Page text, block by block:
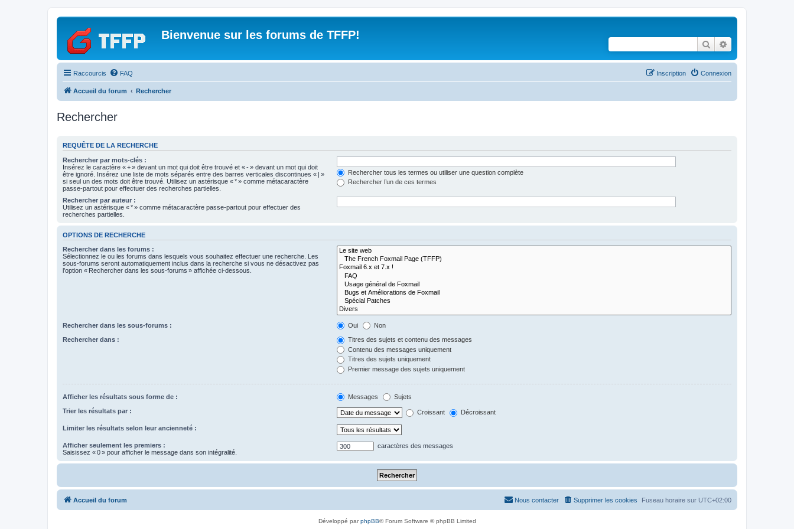
Bienvenue sur les forums de TFFP!
Rechercher
Raccourcis FAQ Connexion
Inscription
Accueil du forum Rechercher
Rechercher
REQUÊTE DE LA RECHERCHE
Rechercher par mots-clés :
Insérez le caractère « + » devant un mot qui doit être trouvé et « - » devant un mot qui doit
être ignoré. Insérez une liste de mots séparés entre des barres verticales discontinues « | »
si seul un des mots doit être trouvé. Utilisez un astérisque « * » comme métacaractère
passe-partout pour effectuer des recherches partielles.
Rechercher tous les termes ou utiliser une question complète
Rechercher l’un de ces termes
Rechercher par auteur :
Utilisez un astérisque « * » comme métacaractère passe-partout pour effectuer des
recherches partielles.
OPTIONS DE RECHERCHE
Rechercher dans les forums :
Sélectionnez le ou les forums dans lesquels vous souhaitez effectuer une recherche. Les
sous-forums seront automatiquement inclus dans la recherche si vous ne désactivez pas
l’option « Rechercher dans les sous-forums » affichée ci-dessous.
Rechercher dans les sous-forums : Oui Non
Rechercher dans :
Titres des sujets et contenu des messages
Contenu des messages uniquement
Titres des sujets uniquement
Premier message des sujets uniquement
Afficher les résultats sous forme de : Messages Sujets
Trier les résultats par : Croissant Décroissant
Limiter les résultats selon leur ancienneté :
Afficher seulement les premiers :
Saisissez « 0 » pour afficher le message dans son intégralité.
caractères des messages
Accueil du forum Fuseau horaire sur UTC+02:00
Supprimer les cookies
Nous contacter
Développé parphpBB® Forum Software © phpBB Limited